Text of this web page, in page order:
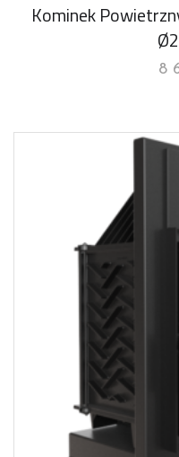
Kominek
8